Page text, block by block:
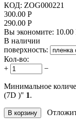
КОД: ZOG000221
300.00 Р
290.00 Р
Вы экономите: 10.00
В наличии
поверхность:
Кол-во:
+
−
Минимальное
(7D )" 1.
В корзину